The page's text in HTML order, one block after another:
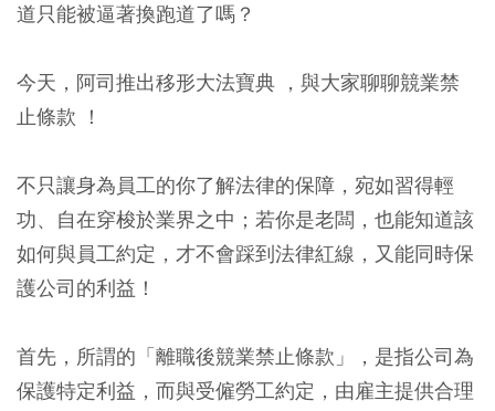
道只能被逼著換跑道了嗎？
今天，阿司推出移形大法寶典 ，與大家聊聊競業禁
止條款 ！
不只讓身為員工的你了解法律的保障，宛如習得輕
功、自在穿梭於業界之中；若你是老闆，也能知道該
如何與員工約定，才不會踩到法律紅線，又能同時保
護公司的利益！
首先，所謂的「離職後競業禁止條款」，是指公司為
保護特定利益，而與受僱勞工約定，由雇主提供合理